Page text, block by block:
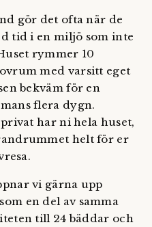
gör det ofta när de
tid i en miljö som inte
rymmer 10
med varsitt eget
bekväm för en
flera dygn.
har ni hela huset,
helt för er
vi gärna upp
som en del av samma
till 24 bäddar och